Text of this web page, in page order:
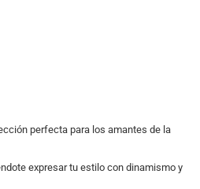
perfecta para los amantes de la
expresar tu estilo con dinamismo y